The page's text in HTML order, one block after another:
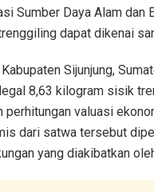
Sumber Daya Alam dan
dapat dikenai
Sijunjung,
8,63 kilogram sisik
valuasi
dari satwa tersebut
yang diakibatkan